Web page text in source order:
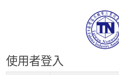
使用者登入